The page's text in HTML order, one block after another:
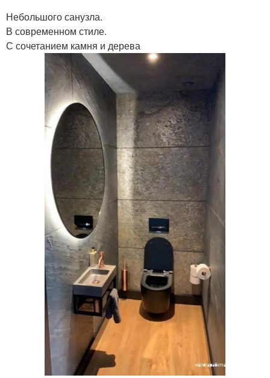
Небольшого санузла.
В современном стиле.
С сочетанием камня и дерева